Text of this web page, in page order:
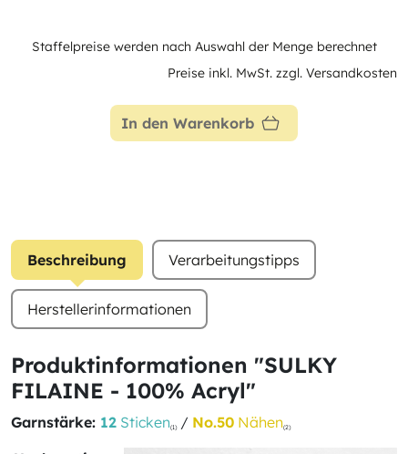
Staffelpreise werden nach Auswahl der Menge berechnet
Preise inkl. MwSt. zzgl. Versandkosten
In den Warenkorb
Beschreibung Verarbeitungstipps
Herstellerinformationen
Produktinformationen "SULKY
FILAINE - 100% Acryl"
Garnstärke: 12 Sticken(1)/ No.50 Nähen(2)